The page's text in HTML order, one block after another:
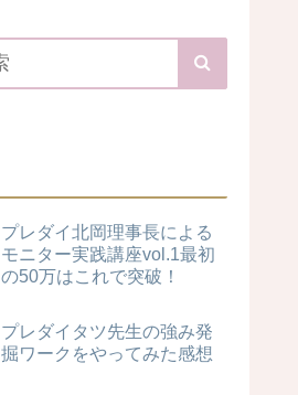
プレダイ北岡理事長による
モニター実践講座vol.1最初
の50万はこれで突破！
プレダイタツ先生の強み発
掘ワークをやってみた感想